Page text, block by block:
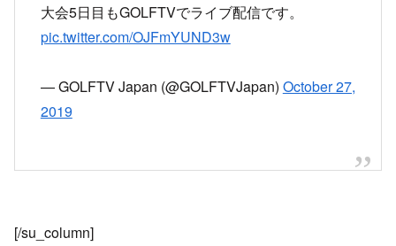
大会5日目もGOLFTVでライブ配信です。
pic.twitter.com/OJFmYUND3w
— GOLFTV Japan (@GOLFTVJapan) October 27,
2019
[/su_column]